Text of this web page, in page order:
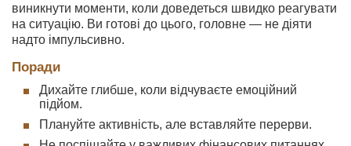
виникнути моменти, коли доведеться швидко реагувати
на ситуацію. Ви готові до цього, головне — не діяти
надто імпульсивно.
Поради
Дихайте глибше, коли відчуваєте емоційний
підйом.
Плануйте активність, але вставляйте перерви.